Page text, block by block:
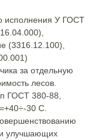
исполнения У ГОСТ
(3316.12.100),
за отдельную
лесов.
ГОСТ 380-88,
30 С.
улучшающих